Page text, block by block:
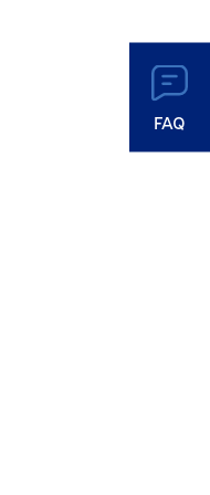
FAQ